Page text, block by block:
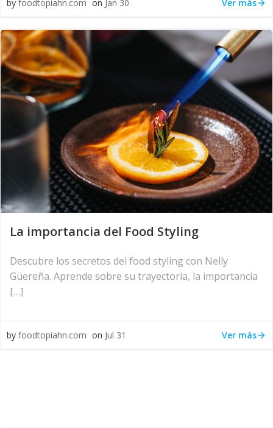
by foodtopiahn.com on Jan 30 Ver más
La importancia del Food Styling
Descubre los secretos del food styling con Nelly
Güereña. Aprende sobre su trayectoria, la importancia
[…]
by foodtopiahn.com on Jul 31 Ver más